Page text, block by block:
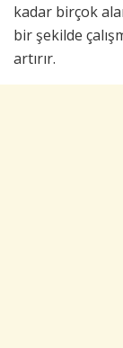
kadar birçok
bir şekilde
artırır.